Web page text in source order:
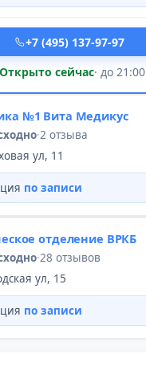
+7 (495) 137-97-97
Открыто сейчас· до 21:00
№1 Вита Медикус
·2 отзыва
ул, 11
по записи
отделение ВРКБ
·28 отзывов
ул, 15
по записи